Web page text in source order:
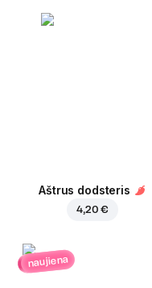
Aštrus dodsteris
4,20 €
naujiena